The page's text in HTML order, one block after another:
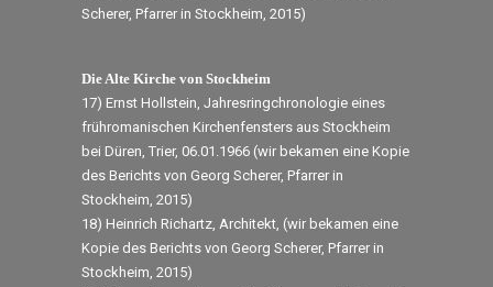
Scherer, Pfarrer in Stockheim, 2015)
Die Alte Kirche von Stockheim
17) Ernst Hollstein, Jahresringchronologie eines
frühromanischen Kirchenfensters aus Stockheim
bei Düren, Trier, 06.01.1966 (wir bekamen eine Kopie
des Berichts von Georg Scherer, Pfarrer in
Stockheim, 2015)
18) Heinrich Richartz, Architekt, (wir bekamen eine
Kopie des Berichts von Georg Scherer, Pfarrer in
Stockheim, 2015)